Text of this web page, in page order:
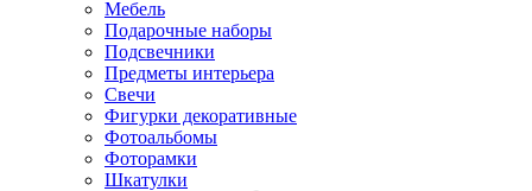
Мебель
Подарочные наборы
Подсвечники
Предметы интерьера
Свечи
Фигурки декоративные
Фотоальбомы
Фоторамки
Шкатулки